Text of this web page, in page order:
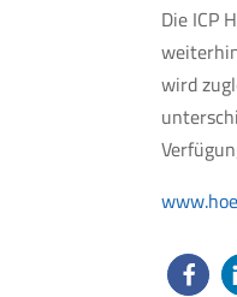
Die ICP
wird